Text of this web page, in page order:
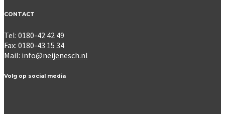
CONTACT
Tel: 0180-42 42 49
Fax: 0180-43 15 34
Mail: info@neijenesch.nl
Volg op social media